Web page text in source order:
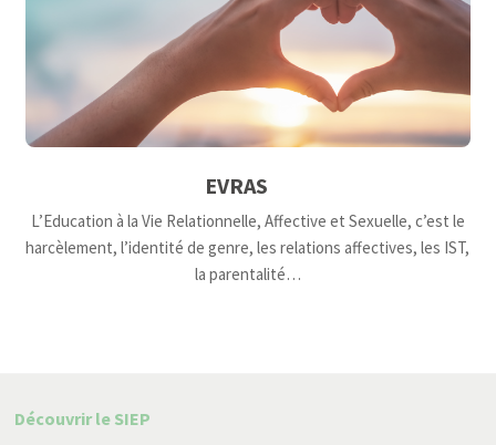
EVRAS
L’Education à la Vie Relationnelle, Affective et Sexuelle, c’est le
harcèlement, l’identité de genre, les relations affectives, les IST,
la parentalité…
Découvrir le SIEP